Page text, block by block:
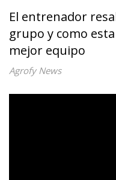
El entrenador
grupo y como
mejor equipo
Agrofy News